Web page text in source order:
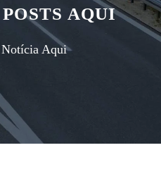
AQUI
Notícia Aqui